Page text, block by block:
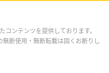
ンテンツを提供しております。
断使用・無断転載は固くお断りし